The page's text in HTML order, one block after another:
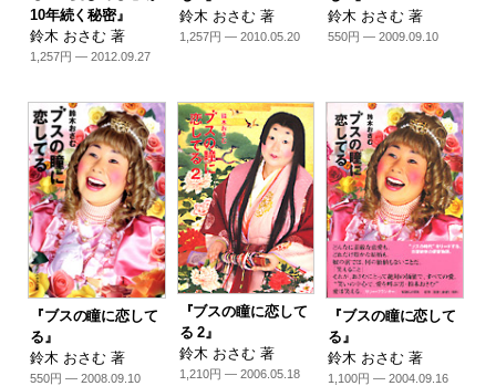
10年続く秘密』
鈴木 おさむ 著
1,257円 — 2012.09.27
鈴木 おさむ 著
1,257円 — 2010.05.20
鈴木 おさむ 著
550円 — 2009.09.10
『ブスの瞳に恋して
る』
鈴木 おさむ 著
550円 — 2008.09.10
『ブスの瞳に恋して
る 2』
鈴木 おさむ 著
1,210円 — 2006.05.18
『ブスの瞳に恋して
る』
鈴木 おさむ 著
1,100円 — 2004.09.16